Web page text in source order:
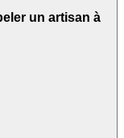
un artisan à